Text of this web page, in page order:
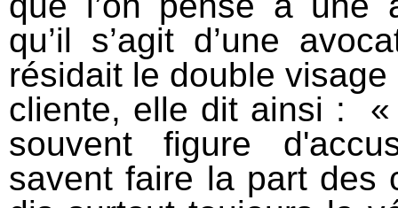
qu’il s’agit d’une
résidait le double
cliente, elle dit ainsi : «
souvent figure
savent faire la part des